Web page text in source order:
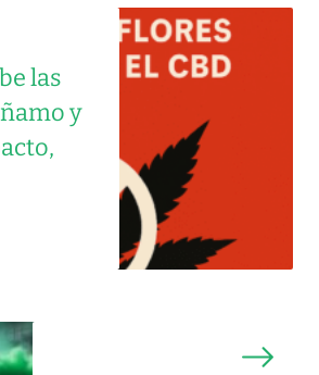
las
y